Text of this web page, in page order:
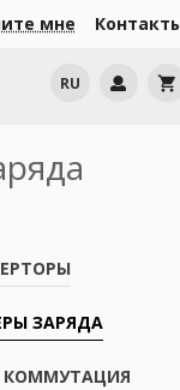
мне
RU shopping_cart
ЗАРЯДА
КОММУТАЦИЯ